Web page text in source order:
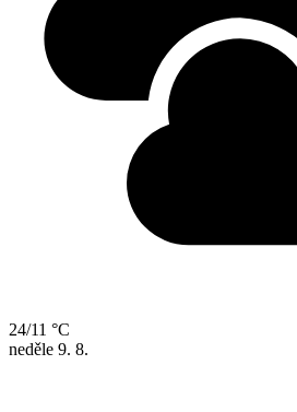
24/11 °C
neděle 9. 8.